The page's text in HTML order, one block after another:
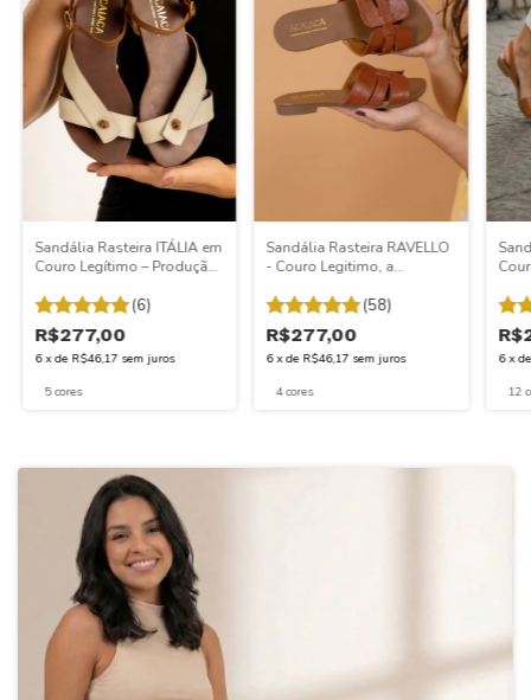
Sandália Rasteira ITÁLIA em
Couro Legítimo – Produção
e Palmilha em Couro | Ref.
910ITA
(6)
R$277,00
6 xde R$46,17 sem juros
5 cores
Sandália Rasteira RAVELLO
- Couro Legitimo, a
impressionam. 900/ITA
(58)
R$277,00
6 xde R$46,17 sem juros
4 cores
6 x
12